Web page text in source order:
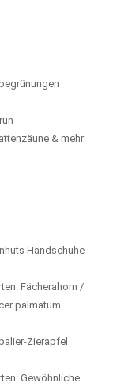
& mehr
Handschuhe
Fächerahorn /
palmatum
Zierapfel
Gewöhnliche